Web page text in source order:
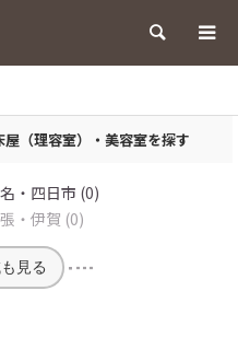
検索
（理容室）・美容室を探す
・四日市 (0)
・伊賀 (0)
見る